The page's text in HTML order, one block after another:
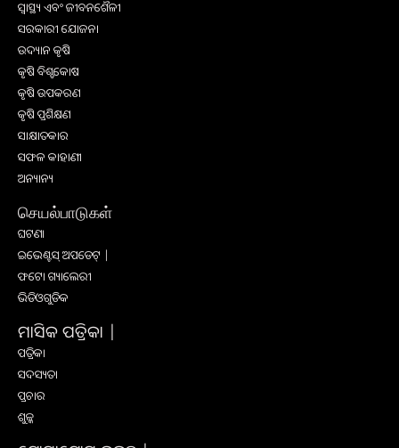
ସ୍ୱାସ୍ଥ୍ୟ ଏବଂ ଜୀବନଶୈଳୀ
ସରକାରୀ ଯୋଜନା
ଉଦ୍ୟାନ କୃଷି
କୃଷି ବିଶ୍ବକୋଷ
କୃଷି ଉପକରଣ
କୃଷି ପ୍ରଶିକ୍ଷଣ
ସାକ୍ଷାତକାର
ସଫଳ କାହାଣୀ
ଅନ୍ୟାନ୍ୟ
செயல்பாடுகள்
ଘଟଣା
ଇଭେଣ୍ଟସ୍ ଅପଡେଟ୍ |
ଫଟୋ ଗ୍ୟାଲେରୀ
ଭିଡିଓଗୁଡିକ
ମାସିକ ପତ୍ରିକା |
ପତ୍ରିକା
ସଦସ୍ୟତା
ପ୍ରଚାର
ଶୁଳ୍କ